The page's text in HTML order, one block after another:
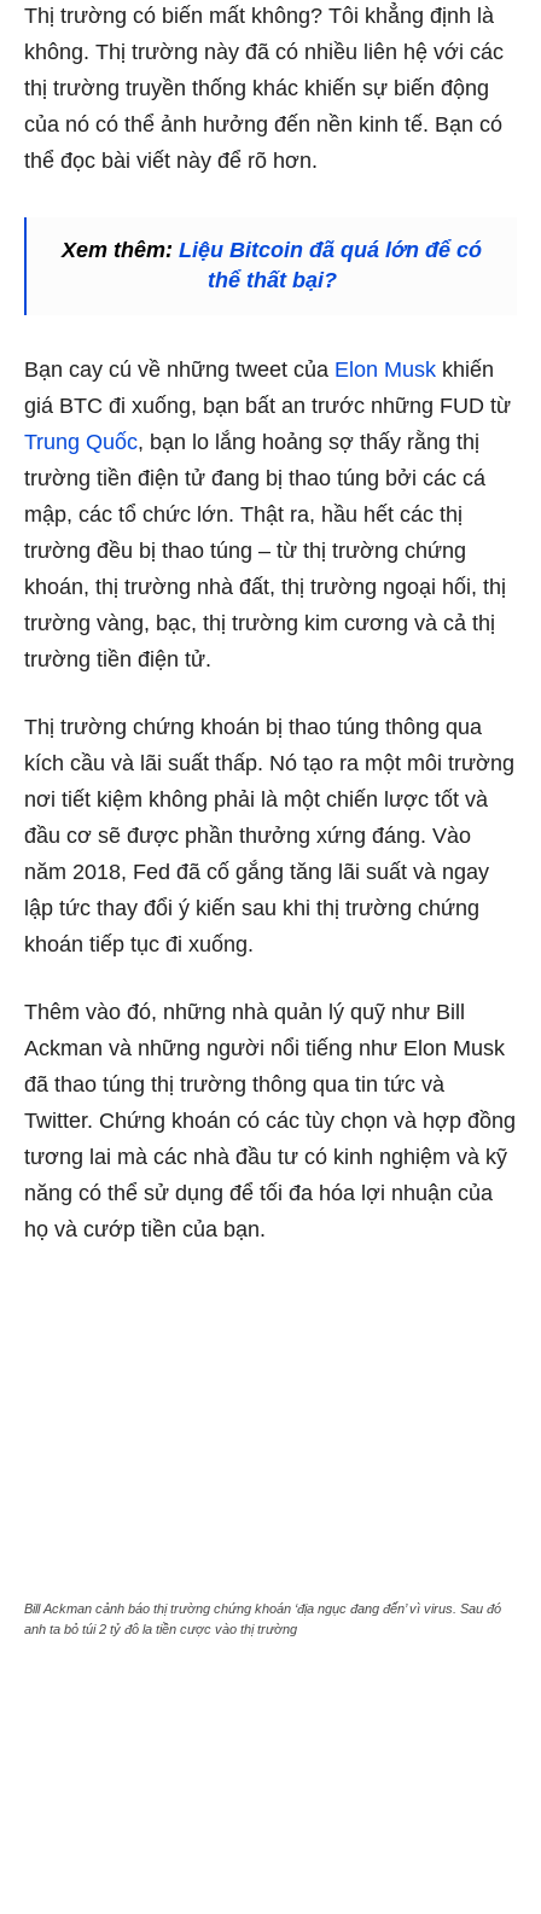
Thị trường có biến mất không? Tôi khẳng định là
không. Thị trường này đã có nhiều liên hệ với các
thị trường truyền thống khác khiến sự biến động
của nó có thể ảnh hưởng đến nền kinh tế. Bạn có
thể đọc bài viết này để rõ hơn.
Xem thêm: Liệu Bitcoin đã quá lớn để có
thể thất bại?
Bạn cay cú về những tweet của Elon Musk khiến
giá BTC đi xuống, bạn bất an trước những FUD từ
Trung Quốc, bạn lo lắng hoảng sợ thấy rằng thị
trường tiền điện tử đang bị thao túng bởi các cá
mập, các tổ chức lớn. Thật ra, hầu hết các thị
trường đều bị thao túng – từ thị trường chứng
khoán, thị trường nhà đất, thị trường ngoại hối, thị
trường vàng, bạc, thị trường kim cương và cả thị
trường tiền điện tử.
Thị trường chứng khoán bị thao túng thông qua
kích cầu và lãi suất thấp. Nó tạo ra một môi trường
nơi tiết kiệm không phải là một chiến lược tốt và
đầu cơ sẽ được phần thưởng xứng đáng. Vào
năm 2018, Fed đã cố gắng tăng lãi suất và ngay
lập tức thay đổi ý kiến sau khi thị trường chứng
khoán tiếp tục đi xuống.
Thêm vào đó, những nhà quản lý quỹ như Bill
Ackman và những người nổi tiếng như Elon Musk
đã thao túng thị trường thông qua tin tức và
Twitter. Chứng khoán có các tùy chọn và hợp đồng
tương lai mà các nhà đầu tư có kinh nghiệm và kỹ
năng có thể sử dụng để tối đa hóa lợi nhuận của
họ và cướp tiền của bạn.
Bill Ackman cảnh báo thị trường chứng khoán ‘địa ngục đang đến’ vì virus. Sau đó
anh ta bỏ túi 2 tỷ đô la tiền cược vào thị trường